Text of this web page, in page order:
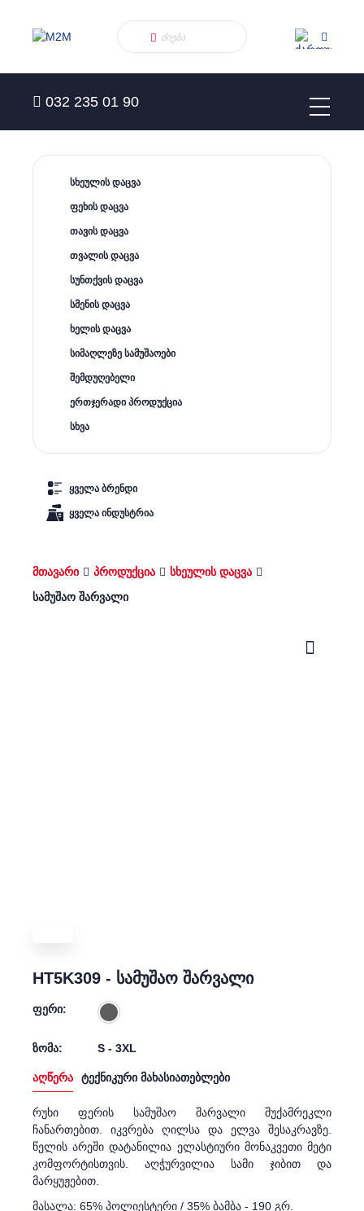
032 235 01 90
სხეულის დაცვა
ფეხის დაცვა
თავის დაცვა
თვალის დაცვა
სუნთქვის დაცვა
სმენის დაცვა
ხელის დაცვა
სიმაღლეზე სამუშაოები
შემდუღებელი
ერთჯერადი პროდუქცია
სხვა
ყველა ბრენდი
ყველა ინდუსტრია
მთავარი პროდუქცია
სხეულის დაცვა
სამუშაო შარვალი
HT5K309 - სამუშაო შარვალი
ფერი:
ზომა: S - 3XL
აღწერა ტექნიკური მახასიათებლები
რუხი ფერის სამუშაო შარვალი შუქამრეკლი
ჩანართებით. იკვრება ღილსა და ელვა შესაკრავზე.
წელის არეში დატანილია ელასტიური მონაკვეთი მეტი
კომფორტისთვის. აღჭურვილია სამი ჯიბით და
მარყუჟებით.
მასალა: 65% პოლიესტერი / 35% ბამბა - 190 გრ.